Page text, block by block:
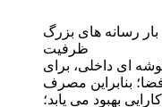
رسانه های بزرگ
ظرفیت
ای داخلی، برای
فضا؛ بنابراین مصرف
بهبود می یابد؛